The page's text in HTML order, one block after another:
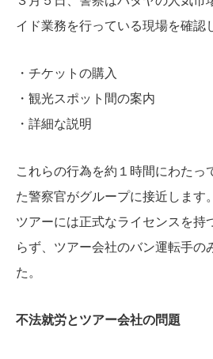
イド業務を行っている現場を確認
・チケットの購入
・観光スポット間の案内
・詳細な説明
これらの行為を約１時間にわたっ
た警察官がグループに接近します。
ツアーには正式なライセンスを持
らず、ツアー会社のバン運転手の
た。
不法就労とツアー会社の問題